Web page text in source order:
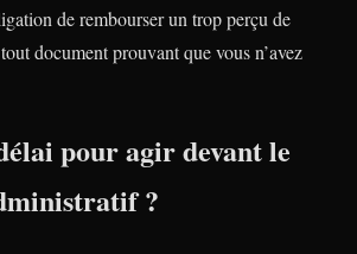
de rembourser un trop perçu de
document prouvant que vous n’avez
pour agir devant le
?